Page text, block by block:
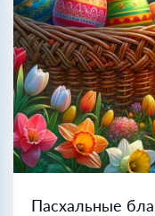
Пасхальные